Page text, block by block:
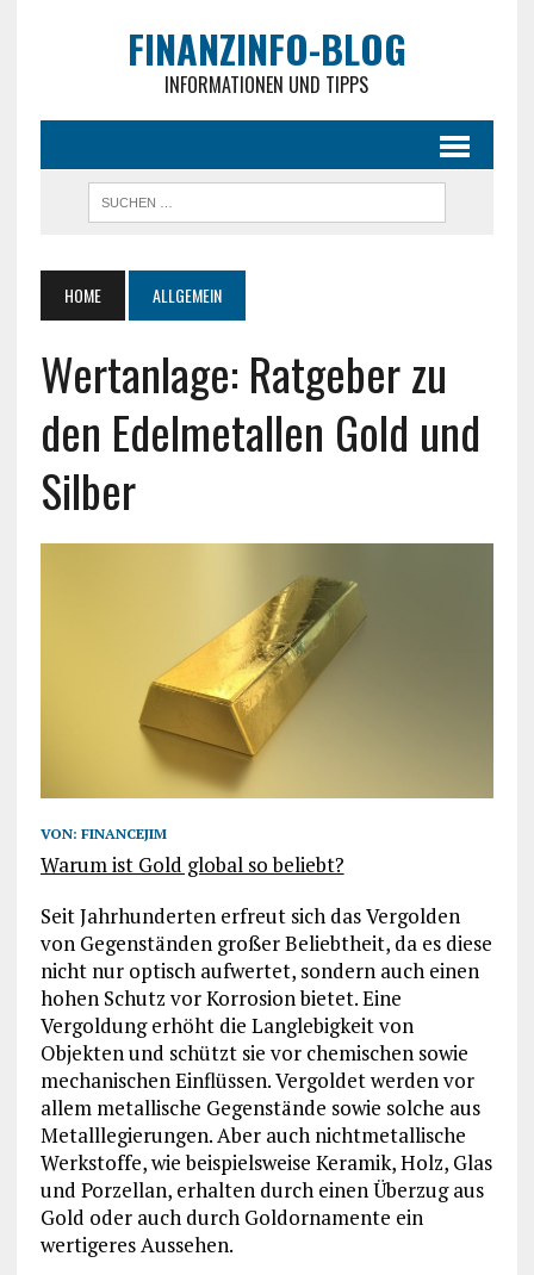
FINANZINFO-BLOG
INFORMATIONEN UND TIPPS
HOME ALLGEMEIN
Wertanlage: Ratgeber zu
den Edelmetallen Gold und
Silber
VON: FINANCEJIM
Warum ist Gold global so beliebt?
Seit Jahrhunderten erfreut sich das Vergolden
von Gegenständen großer Beliebtheit, da es diese
nicht nur optisch aufwertet, sondern auch einen
hohen Schutz vor Korrosion bietet. Eine
Vergoldung erhöht die Langlebigkeit von
Objekten und schützt sie vor chemischen sowie
mechanischen Einflüssen. Vergoldet werden vor
allem metallische Gegenstände sowie solche aus
Metalllegierungen. Aber auch nichtmetallische
Werkstoffe, wie beispielsweise Keramik, Holz, Glas
und Porzellan, erhalten durch einen Überzug aus
Gold oder auch durch Goldornamente ein
wertigeres Aussehen.